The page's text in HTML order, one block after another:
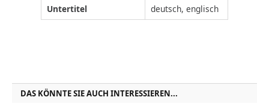
Untertitel
deutsch, englisch
DAS KÖNNTE SIE AUCH INTERESSIEREN...